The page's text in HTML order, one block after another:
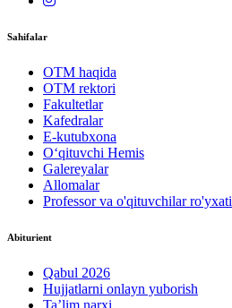
Sahifalar
OTM haqida
OTM rektori
Fakultetlar
Kafedralar
E-kutubxona
O‘qituvchi Hemis
Galereyalar
Allomalar
Professor va o'qituvchilar ro'yxati
Abiturient
Qabul 2026
Hujjatlarni onlayn yuborish
Ta’lim narxi